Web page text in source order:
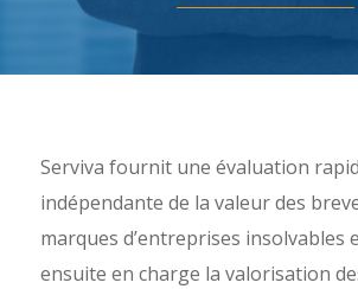
Serviva fournit une évaluation
indépendante de la valeur des
marques d’entreprises insolvables
ensuite en charge la valorisation